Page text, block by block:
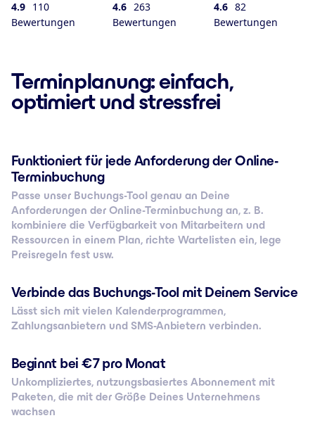
4.9 110
Bewertungen
4.6 263
Bewertungen
4.6 82
Bewertungen
Terminplanung: einfach,
optimiert und stressfrei
Funktioniert für jede Anforderung der Online-
Terminbuchung
Passe unser Buchungs-Tool genau an Deine
Anforderungen der Online-Terminbuchung an, z. B.
kombiniere die Verfügbarkeit von Mitarbeitern und
Ressourcen in einem Plan, richte Wartelisten ein, lege
Preisregeln fest usw.
Verbinde das Buchungs-Tool mit Deinem Service
Lässt sich mit vielen Kalenderprogrammen,
Zahlungsanbietern und SMS-Anbietern verbinden.
Beginnt bei € 7 pro Monat
Unkompliziertes, nutzungsbasiertes Abonnement mit
Paketen, die mit der Größe Deines Unternehmens
wachsen